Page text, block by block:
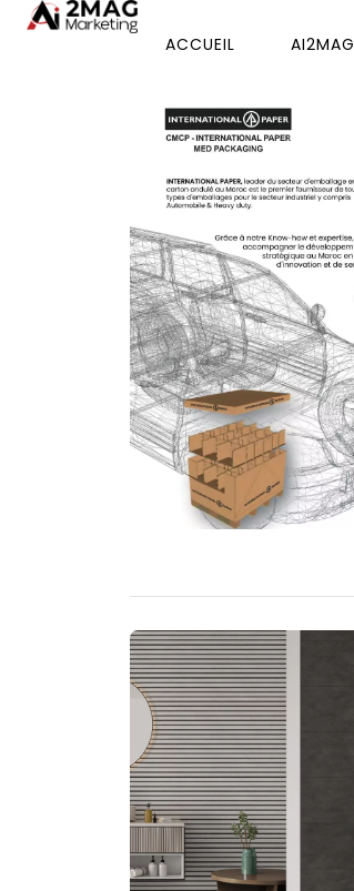
ACCUEIL AI2MAG